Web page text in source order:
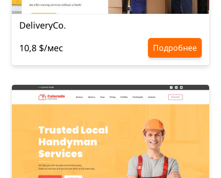
DeliveryCo.
10,8 $/мес
Подробнее